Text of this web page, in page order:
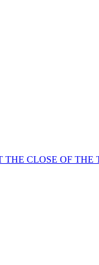
CLOSE OF THE